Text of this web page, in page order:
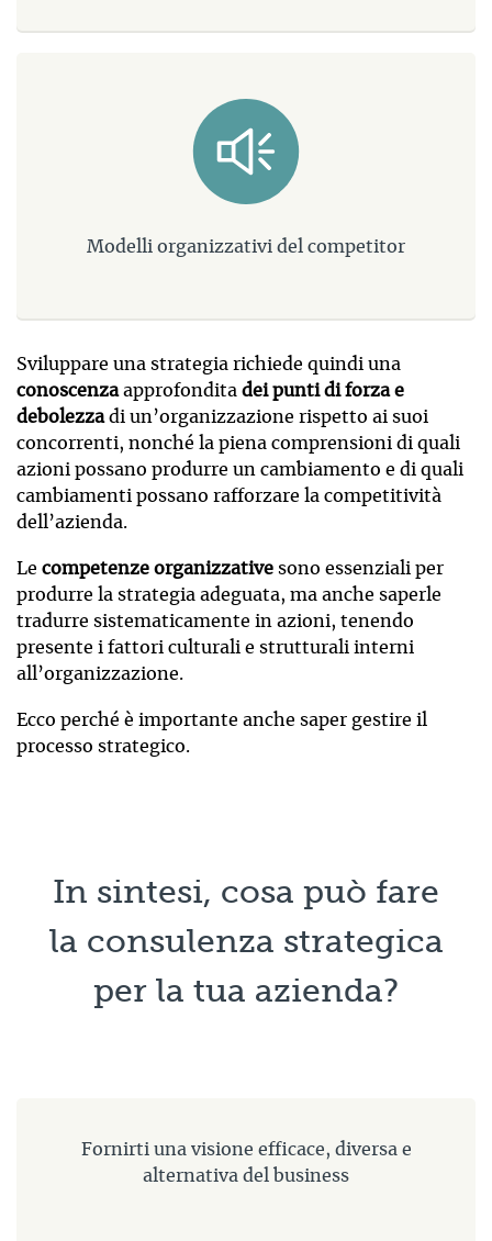
Modelli organizzativi del competitor
Sviluppare una strategia richiede quindi una
conoscenzaapprofondita dei punti di forza e
debolezzadi un’organizzazione rispetto ai suoi
concorrenti, nonché la piena comprensioni di quali
azioni possano produrre un cambiamento e di quali
cambiamenti possano rafforzare la competitività
dell’azienda.
Le competenze organizzative sono essenziali per
produrre la strategia adeguata, ma anche saperle
tradurre sistematicamente in azioni, tenendo
presente i fattori culturali e strutturali interni
all’organizzazione.
Ecco perché è importante anche saper gestire il
processo strategico.
In sintesi, cosa può fare
la consulenza strategica
per la tua azienda?
Fornirti una visione efficace, diversa e
alternativa del business